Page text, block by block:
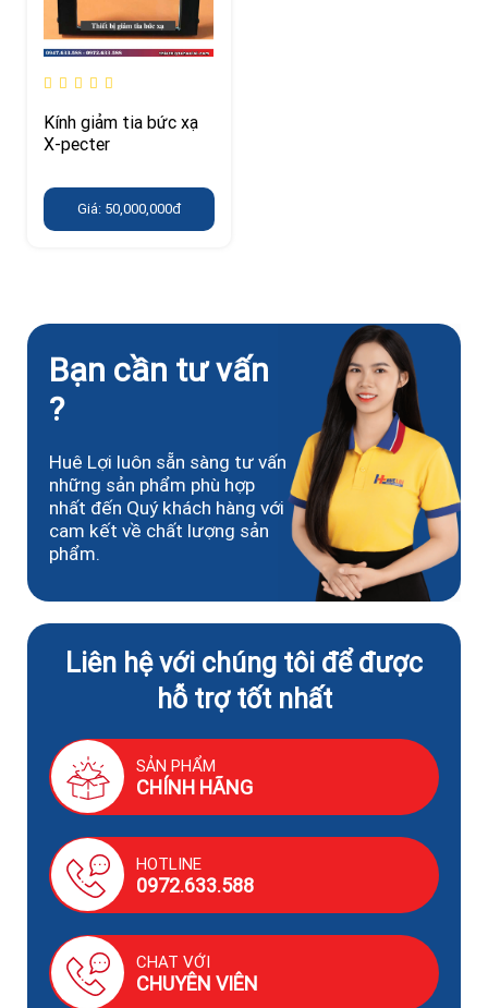
Kính giảm tia bức xạ
X-pecter
Giá: 50,000,000đ
Bạn cần tư vấn
?
Huê Lợi luôn sẵn sàng tư vấn
những sản phẩm phù hợp
nhất đến Quý khách hàng với
cam kết về chất lượng sản
phẩm.
Liên hệ với chúng tôi để được
hỗ trợ tốt nhất
SẢN PHẨM
CHÍNH HÃNG
HOTLINE
0972.633.588
CHAT VỚI
CHUYÊN VIÊN